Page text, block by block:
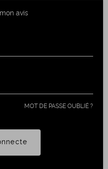
avis
MOT DE PASSE OUBLIÉ ?